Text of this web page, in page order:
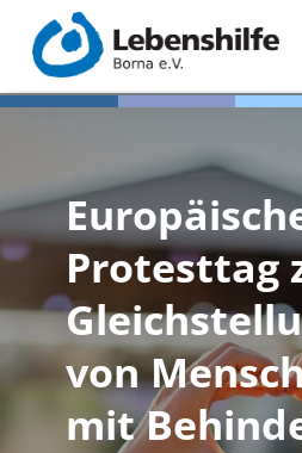
Zum
Inhalt
springen
Navigation
springen
Protesttag
von
mit